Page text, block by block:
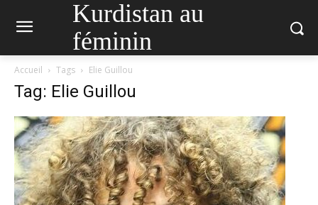
Kurdistan au
féminin
Accueil Tags Elie Guillou
Tag: Elie Guillou